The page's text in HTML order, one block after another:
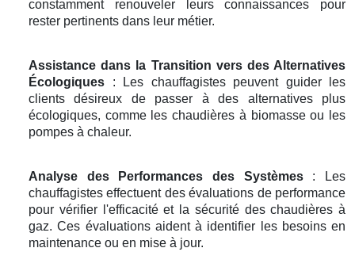
constamment renouveler leurs connaissances pour
rester pertinents dans leur métier.
Assistance dans la Transition vers des Alternatives
Écologiques : Les chauffagistes peuvent guider les
clients désireux de passer à des alternatives plus
écologiques, comme les chaudières à biomasse ou les
pompes à chaleur.
Analyse des Performances des Systèmes: Les
chauffagistes effectuent des évaluations de performance
pour vérifier l'efficacité et la sécurité des chaudières à
gaz. Ces évaluations aident à identifier les besoins en
maintenance ou en mise à jour.